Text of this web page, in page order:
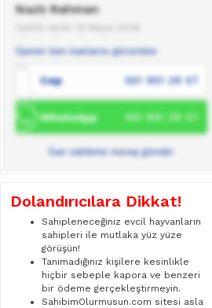
Nazlı Rahman
Üyenin tüm ilanlarını görüntüle
Cep 551 951 29 57
WhatsApp 551 951 29 57
İlan sahibine mesaj gönder
Dolandırıcılara Dikkat!
Sahipleneceğiniz evcil hayvanların
sahipleri ile mutlaka yüz yüze
görüşün!
Tanımadığınız kişilere kesinlikle
hiçbir sebeple kapora ve benzeri
bir ödeme gerçekleştirmeyin.
SahibimOlurmusun.com sitesi asla